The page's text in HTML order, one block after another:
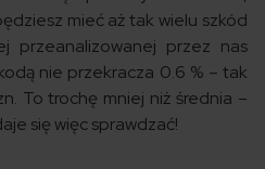
mieć aż tak wielu szkód
przeanalizowanej przez nas
nie przekracza 0.6 % – tak
To trochę mniej niż średnia –
się więc sprawdzać!